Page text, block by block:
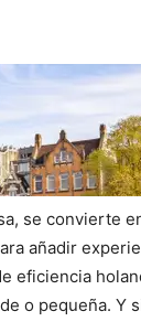
se convierte
añadir
eficiencia
o pequeña. Y